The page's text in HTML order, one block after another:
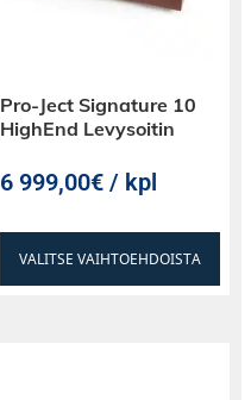
Pro-Ject Signature 10
HighEnd Levysoitin
6 999,00€ / kpl
VALITSE VAIHTOEHDOISTA